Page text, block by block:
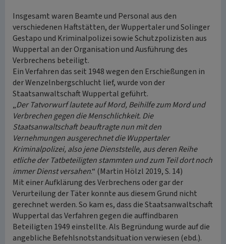
Insgesamt waren Beamte und Personal aus den
verschiedenen Haftstätten, der Wuppertaler und Solinger
Gestapo und Kriminalpolizei sowie Schutzpolizisten aus
Wuppertal an der Organisation und Ausführung des
Verbrechens beteiligt.
Ein Verfahren das seit 1948 wegen den Erschießungen in
der Wenzelnbergschlucht lief, wurde von der
Staatsanwaltschaft Wuppertal geführt.
„Der Tatvorwurf lautete auf Mord, Beihilfe zum Mord und
Verbrechen gegen die Menschlichkeit. Die
Staatsanwaltschaft beauftragte nun mit den
Vernehmungen ausgerechnet die Wuppertaler
Kriminalpolizei, also jene Dienststelle, aus deren Reihe
etliche der Tatbeteiligten stammten und zum Teil dort noch
immer Dienst versahen.“ (Martin Hölzl 2019, S. 14)
Mit einer Aufklärung des Verbrechens oder gar der
Verurteilung der Täter konnte aus diesem Grund nicht
gerechnet werden. So kam es, dass die Staatsanwaltschaft
Wuppertal das Verfahren gegen die auffindbaren
Beteiligten 1949 einstellte. Als Begründung wurde auf die
angebliche Befehlsnotstandsituation verwiesen (ebd.).